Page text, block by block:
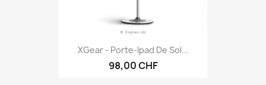
XGear - Porte-Ipad De Sol...
98,00 CHF